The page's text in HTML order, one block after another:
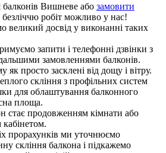
балконів Вишневе або замовити
безліччю робіт можливо у нас!
великий досвід у виконанні таких
запити і телефонні дзвінки з
замовленнями балконів.
просто засклені від дощу і вітру.
скління з профільних систем
для облаштування балконного
площа.
стає продовженням кімнати або
прорахунків ми уточнюємо
скління балкона і підкажемо